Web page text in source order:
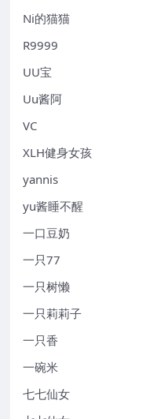
Ni的猫猫
R9999
UU宝
Uu酱阿
VC
XLH健身女孩
yannis
yu酱睡不醒
一口豆奶
一只77
一只树懒
一只莉莉子
一只香
一碗米
七七仙女